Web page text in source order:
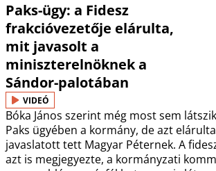
Paks-ügy: a Fidesz
frakcióvezetője elárulta,
mit javasolt a
miniszterelnöknek a
Sándor-palotában
VIDEÓ
Bóka János szerint még most sem
Paks ügyében a kormány, de azt
javaslatott tett Magyar Péternek. A
azt is megjegyezte, a kormányzati